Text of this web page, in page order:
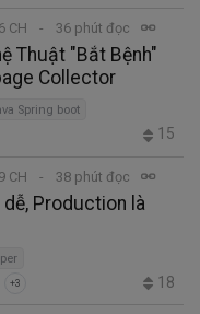
CH 36 phút đọc
Thuật "Bắt Bệnh"
Collector
Spring boot
15
CH 38 phút đọc
Production là
+3 18